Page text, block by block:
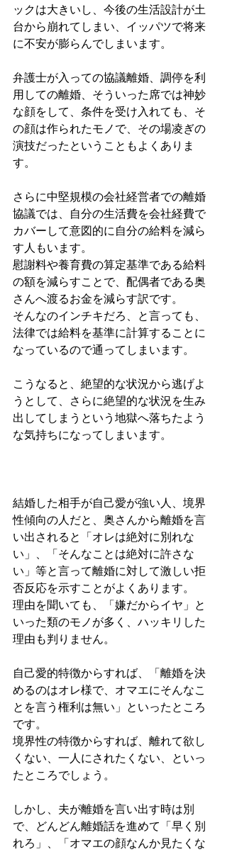
ックは大きいし、今後の生活設計が土
台から崩れてしまい、イッパツで将来
に不安が膨らんでしまいます。
弁護士が入っての協議離婚、調停を利
用しての離婚、そういった席では神妙
な顔をして、条件を受け入れても、そ
の顔は作られたモノで、その場凌ぎの
演技だったということもよくありま
す。
さらに中堅規模の会社経営者での離婚
協議では、自分の生活費を会社経費で
カバーして意図的に自分の給料を減ら
す人もいます。
慰謝料や養育費の算定基準である給料
の額を減らすことで、配偶者である奥
さんへ渡るお金を減らす訳です。
そんなのインチキだろ、と言っても、
法律では給料を基準に計算することに
なっているので通ってしまいます。
こうなると、絶望的な状況から逃げよ
うとして、さらに絶望的な状況を生み
出してしまうという地獄へ落ちたよう
な気持ちになってしまいます。
結婚した相手が自己愛が強い人、境界
性傾向の人だと、奥さんから離婚を言
い出されると「オレは絶対に別れな
い」、「そんなことは絶対に許さな
い」等と言って離婚に対して激しい拒
否反応を示すことがよくあります。
理由を聞いても、「嫌だからイヤ」と
いった類のモノが多く、ハッキリした
理由も判りません。
自己愛的特徴からすれば、「離婚を決
めるのはオレ様で、オマエにそんなこ
とを言う権利は無い」といったところ
です。
境界性の特徴からすれば、離れて欲し
くない、一人にされたくない、といっ
たところでしょう。
しかし、夫が離婚を言い出す時は別
で、どんどん離婚話を進めて「早く別
れろ」、「オマエの顔なんか見たくな